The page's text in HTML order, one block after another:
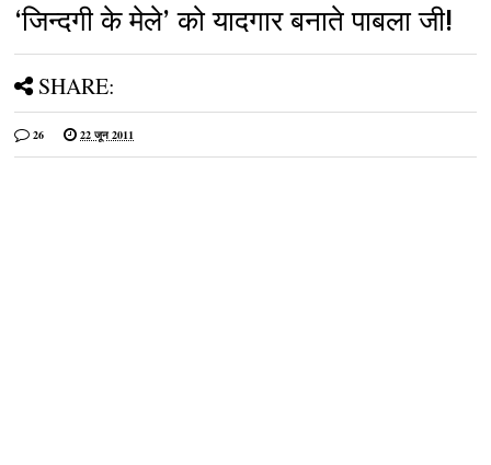
‘जिन्‍दगी के मेले’ को यादगार बनाते पाबला जी!
SHARE:
26 22 जून 2011